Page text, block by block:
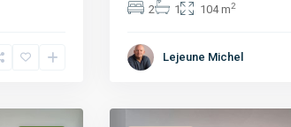
2 1 104 m2
Lejeune Michel